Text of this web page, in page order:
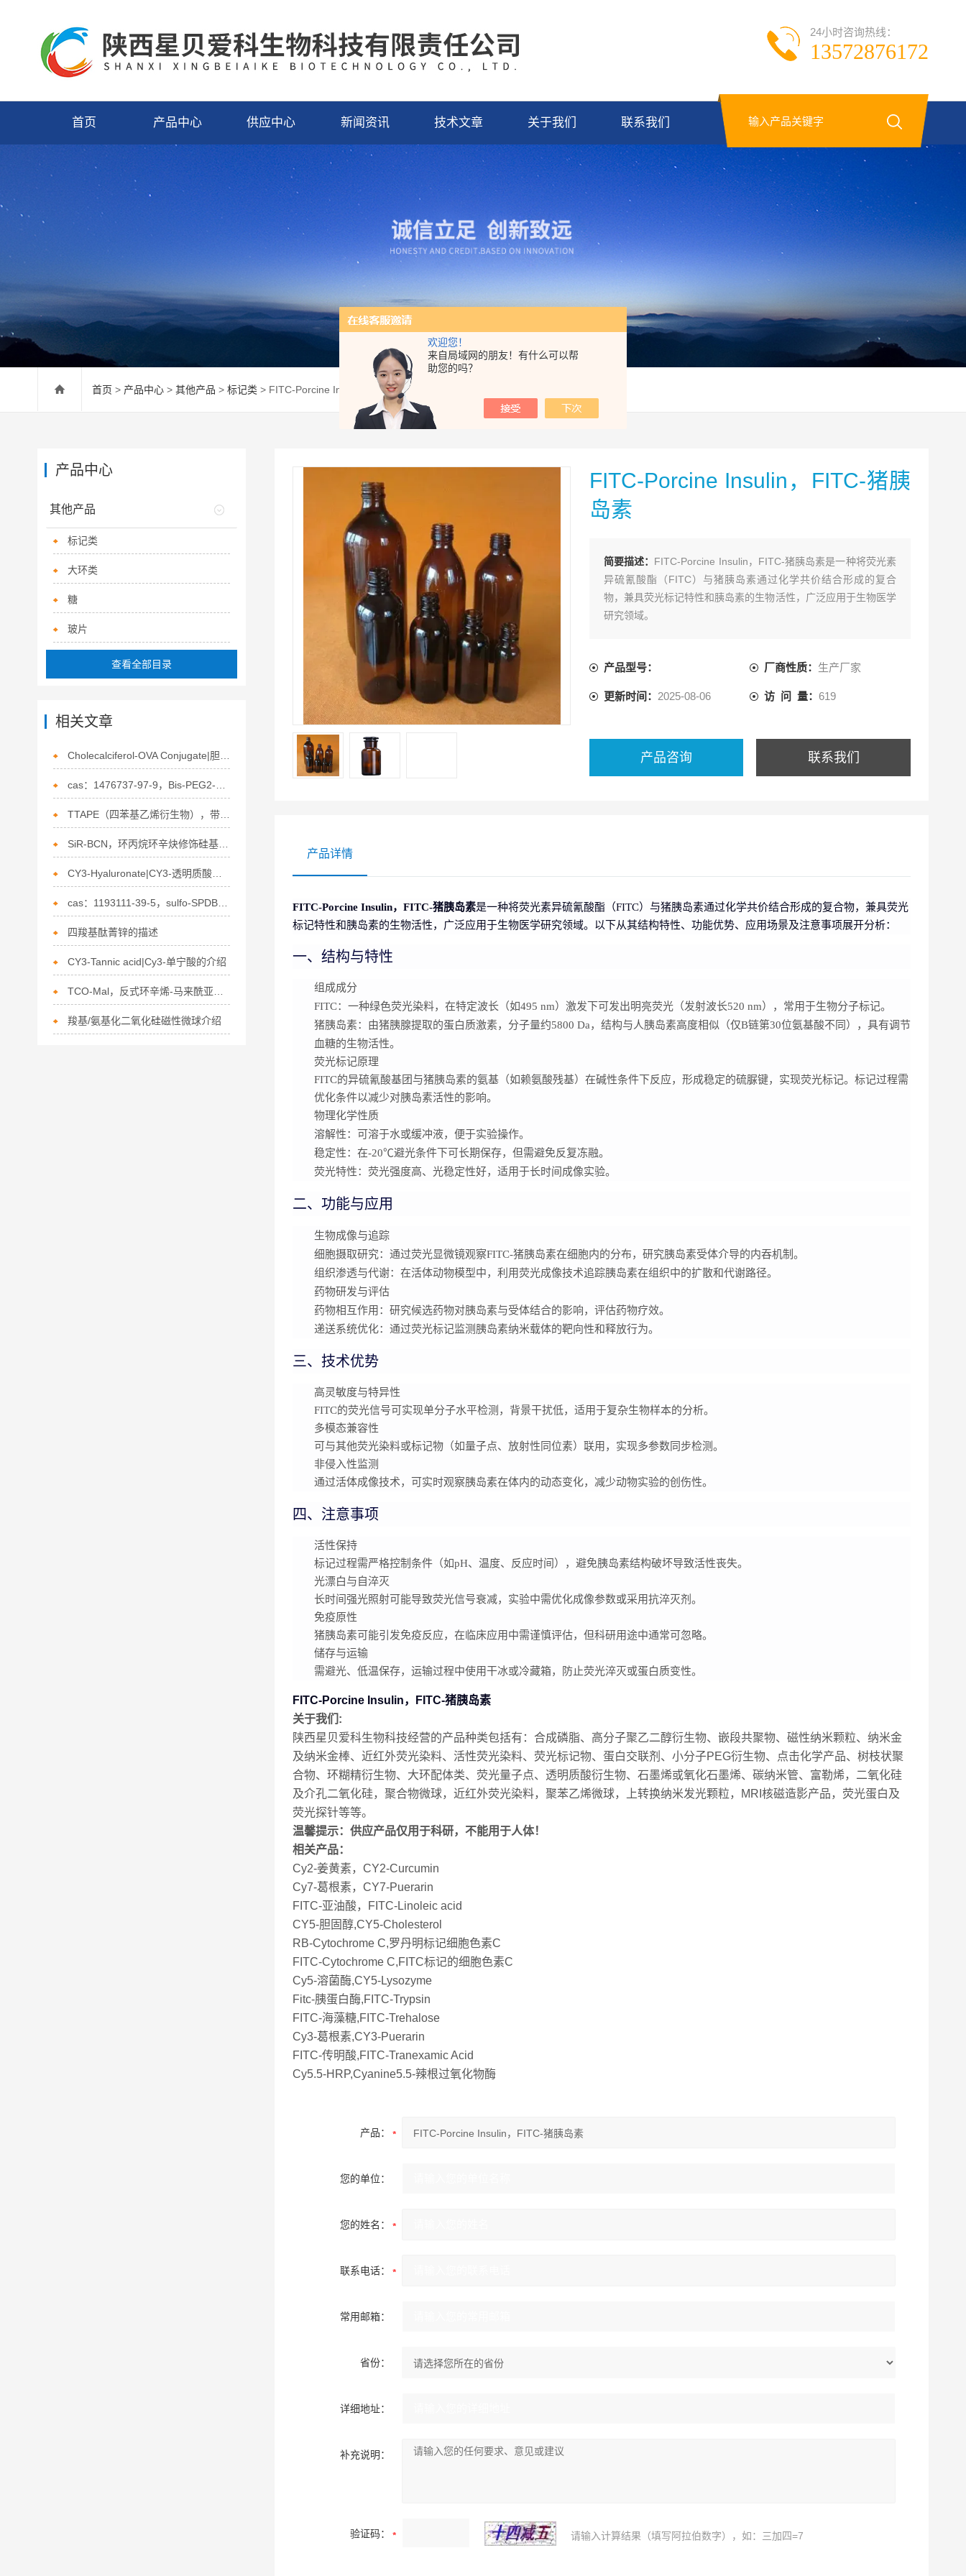
欢迎您！
来自局域网的朋友！有什么可以帮
助您的吗？
24小时咨询热线：
13572876172
首页 产品中心 供应中心 新闻资讯 技术文章 关于我们 联系我们
首页 > 产品中心 > 其他产品 > 标记类 > FITC-Porcine Insulin，FITC-猪胰岛素
FITC-Porcine Insulin，FITC-猪胰
岛素
简要描述： FITC-Porcine Insulin，FITC-猪胰岛素是一种将荧光素
异硫氰酸酯（FITC）与猪胰岛素通过化学共价结合形成的复合
物，兼具荧光标记特性和胰岛素的生物活性，广泛应用于生物医学
研究领域。
产品型号： 厂商性质： 生产厂家
更新时间： 2025-08-06 访 问 量：619
产品咨询 联系我们
产品详情
FITC-Porcine Insulin，FITC-猪胰岛素是一种将荧光素异硫氰酸酯（FITC）与猪胰岛素通过化学共价结合形成的复合物，兼具荧光
标记特性和胰岛素的生物活性，广泛应用于生物医学研究领域。以下从其结构特性、功能优势、应用场景及注意事项展开分析：
一、结构与特性
组成成分
FITC：一种绿色荧光染料，在特定波长（如495 nm）激发下可发出明亮荧光（发射波长520 nm），常用于生物分子标记。
猪胰岛素：由猪胰腺提取的蛋白质激素，分子量约5800 Da，结构与人胰岛素高度相似（仅B链第30位氨基酸不同），具有调节
血糖的生物活性。
荧光标记原理
FITC的异硫氰酸基团与猪胰岛素的氨基（如赖氨酸残基）在碱性条件下反应，形成稳定的硫脲键，实现荧光标记。标记过程需
优化条件以减少对胰岛素活性的影响。
物理化学性质
溶解性：可溶于水或缓冲液，便于实验操作。
稳定性：在-20℃避光条件下可长期保存，但需避免反复冻融。
荧光特性：荧光强度高、光稳定性好，适用于长时间成像实验。
二、功能与应用
生物成像与追踪
细胞摄取研究：通过荧光显微镜观察FITC-猪胰岛素在细胞内的分布，研究胰岛素受体介导的内吞机制。
组织渗透与代谢：在活体动物模型中，利用荧光成像技术追踪胰岛素在组织中的扩散和代谢路径。
药物研发与评估
药物相互作用 ：研究候选药物对胰岛素与受体结合的影响，评估药物疗效。
递送系统优化：通过荧光标记监测胰岛素纳米载体的靶向性和释放行为。
三、技术优势
高灵敏度与特异性
FITC的荧光信号可实现单分子水平检测，背景干扰低，适用于复杂生物样本的分析。
多模态兼容性
可与其他荧光染料或标记物（如量子点、放射性同位素）联用，实现多参数同步检测。
非侵入性监测
通过活体成像技术，可实时观察胰岛素在体内的动态变化，减少动物实验的创伤性。
四、注意事项
活性保持
标记过程需严格控制条件（如pH、温度、反应时间），避免胰岛素结构破坏导致活性丧失。
光漂白与自淬灭
长时间强光照射可能导致荧光信号衰减，实验中需优化成像参数或采用抗淬灭剂。
免疫原性
猪胰岛素可能引发免疫反应，在临床应用中需谨慎评估，但科研用途中通常可忽略。
储存与运输
需避光、低温保存，运输过程中使用干冰或冷藏箱，防止荧光淬灭或蛋白质变性。
FITC-Porcine Insulin，FITC-猪胰岛素
关于我们:
陕西星贝爱科生物科技经营的产品种类包括有：合成磷脂、高分子聚乙二醇衍生物、嵌段共聚物、磁性纳米颗粒、纳米金
及纳米金棒、近红外荧光染料、活性荧光染料、荧光标记物、蛋白交联剂、小分子PEG衍生物、点击化学产品、树枝状聚
合物、环糊精衍生物、大环配体类、荧光量子点、透明质酸衍生物、石墨烯或氧化石墨烯、碳纳米管、富勒烯，二氧化硅
及介孔二氧化硅，聚合物微球，近红外荧光染料，聚苯乙烯微球，上转换纳米发光颗粒，MRI核磁造影产品，荧光蛋白及
荧光探针等等。
温馨提示：供应产品仅用于科研，不能用于人体！
相关产品：
Cy2-姜黄素，CY2-Curcumin
Cy7-葛根素，CY7-Puerarin
FITC-亚油酸，FITC-Linoleic acid
CY5-胆固醇,CY5-Cholesterol
RB-Cytochrome C,罗丹明标记细胞色素C
FITC-Cytochrome C,FITC标记的细胞色素C
Cy5-溶菌酶,CY5-Lysozyme
Fitc-胰蛋白酶,FITC-Trypsin
FITC-海藻糖,FITC-Trehalose
Cy3-葛根素,CY3-Puerarin
FITC-传明酸,FITC-Tranexamic Acid
Cy5.5-HRP,Cyanine5.5-辣根过氧化物酶
产品：
您的单位：
您的姓名：
联系电话：
常用邮箱：
省份：
详细地址：
补充说明：
验证码： 请输入计算结果（填写阿拉伯数字），如：三加四=7
产品中心
其他产品
标记类
大环类
糖
玻片
查看全部目录
相关文章
TTAPE（四苯基乙烯衍生物），带正电荷的介绍
SiR-BCN，环丙烷环辛炔修饰硅基罗丹明的应用
CY3-Hyaluronate|CY3-透明质酸的描述
cas：1193111-39-5，sulfo-SPDB，磺酸基-SPDB的介绍
四羧基酞菁锌的描述
CY3-Tannic acid|Cy3-单宁酸的介绍
羧基/氨基化二氧化硅磁性微球介绍